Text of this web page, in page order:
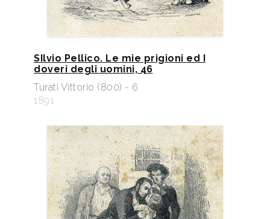
SIlvio Pellico. Le mie prigioni ed I
doveri degli uomini, 46
Turati Vittorio (800) - 6
1891